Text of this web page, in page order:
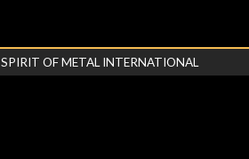
SPIRIT OF METAL INTERNATIONAL